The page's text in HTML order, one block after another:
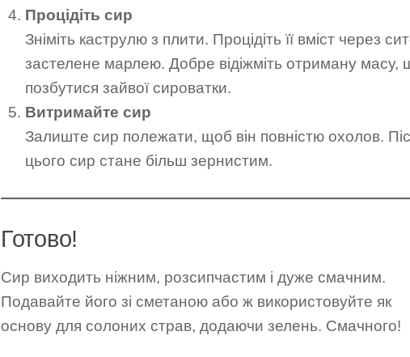
Процідіть сир
Зніміть каструлю з плити. Процідіть її вміст через
застелене марлею. Добре відіжміть отриману масу,
позбутися зайвої сироватки.
Витримайте сир
Залиште сир полежати, щоб він повністю охолов.
цього сир стане більш зернистим.
Готово!
Сир виходить ніжним, розсипчастим і дуже смачним.
Подавайте його зі сметаною або ж використовуйте як
основу для солоних страв, додаючи зелень. Смачного!